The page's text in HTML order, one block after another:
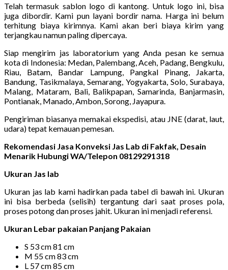
Telah termasuk sablon logo di kantong. Untuk logo ini, bisa
juga dibordir. Kami pun layani bordir nama. Harga ini belum
terhitung biaya kirimnya. Kami akan beri biaya kirim yang
terjangkau namun paling dipercaya.
Siap mengirim jas laboratorium yang Anda pesan ke semua
kota di Indonesia: Medan, Palembang, Aceh, Padang, Bengkulu,
Riau, Batam, Bandar Lampung, Pangkal Pinang, Jakarta,
Bandung, Tasikmalaya, Semarang, Yogyakarta, Solo, Surabaya,
Malang, Mataram, Bali, Balikpapan, Samarinda, Banjarmasin,
Pontianak, Manado, Ambon, Sorong, Jayapura.
Pengiriman biasanya memakai ekspedisi, atau JNE (darat, laut,
udara) tepat kemauan pemesan.
Rekomendasi Jasa Konveksi Jas Lab di Fakfak, Desain
Menarik Hubungi WA/Telepon 08129291318
Ukuran Jas lab
Ukuran jas lab kami hadirkan pada tabel di bawah ini. Ukuran
ini bisa berbeda (selisih) tergantung dari saat proses pola,
proses potong dan proses jahit. Ukuran ini menjadi referensi.
Ukuran Lebar pakaian Panjang Pakaian
S 53 cm 81 cm
M 55 cm 83 cm
L 57 cm 85 cm